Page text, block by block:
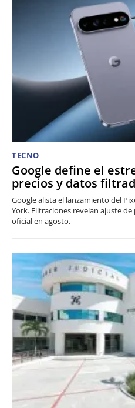
TECNO
Google define el
precios y datos
Google alista el lanzamiento del
York. Filtraciones revelan ajuste
oficial en agosto.